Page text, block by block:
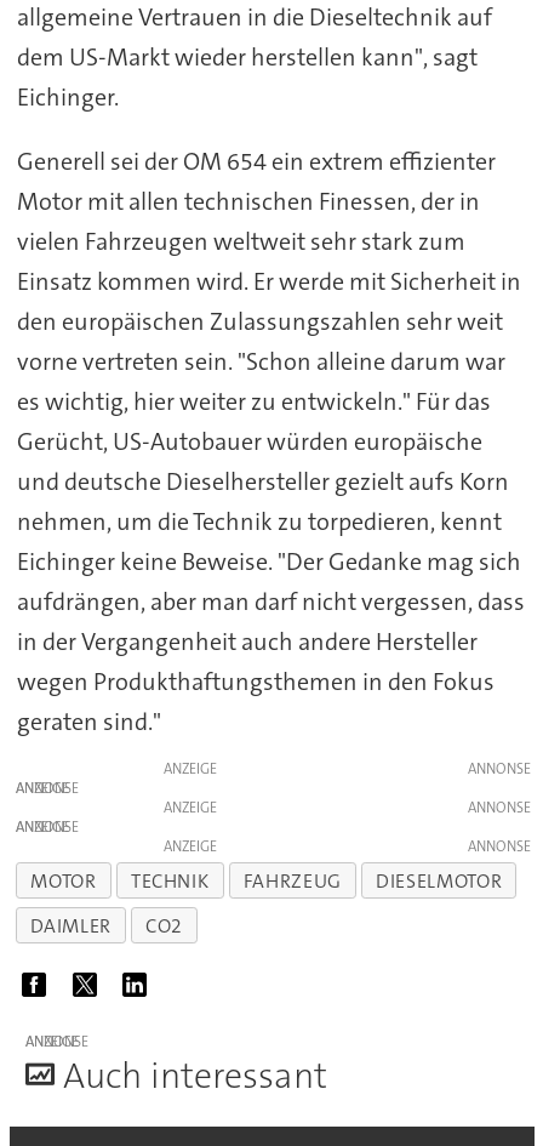
allgemeine Vertrauen in die Dieseltechnik auf
dem US-Markt wieder herstellen kann", sagt
Eichinger.
Generell sei der OM 654 ein extrem effizienter
Motor mit allen technischen Finessen, der in
vielen Fahrzeugen weltweit sehr stark zum
Einsatz kommen wird. Er werde mit Sicherheit in
den europäischen Zulassungszahlen sehr weit
vorne vertreten sein. "Schon alleine darum war
es wichtig, hier weiter zu entwickeln." Für das
Gerücht, US-Autobauer würden europäische
und deutsche Dieselhersteller gezielt aufs Korn
nehmen, um die Technik zu torpedieren, kennt
Eichinger keine Beweise. "Der Gedanke mag sich
aufdrängen, aber man darf nicht vergessen, dass
in der Vergangenheit auch andere Hersteller
wegen Produkthaftungsthemen in den Fokus
geraten sind."
ANZEIGE
ANZEIGE
ANZEIGE
ANZEIGE
ANZEIGE
MOTOR TECHNIK FAHRZEUG
DIESELMOTOR
DAIMLER
CO2
ANZEIGE
Auch interessant